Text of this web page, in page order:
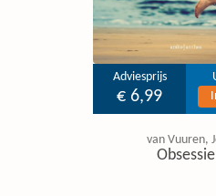
Adviesprijs
€ 6,99
van Vuuren,
Obsessie